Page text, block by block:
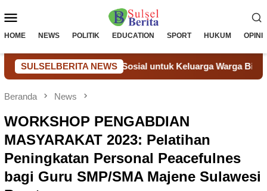
ke
Mobile
HOME NEWS POLITIK EDUCATION SPORT HUKUM OPINI
SULSELBERITA NEWS
Bantuan Sosial untuk Keluarga Warga Binaan
Beranda News
WORKSHOP PENGABDIAN
MASYARAKAT 2023: Pelatihan
Peningkatan Personal Peacefulnes
bagi Guru SMP/SMA Majene Sulawesi